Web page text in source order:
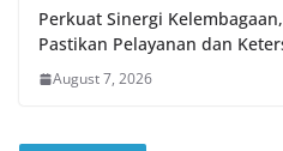
Perkuat Sinergi
Pastikan Pelayanan dan
August 7, 2026